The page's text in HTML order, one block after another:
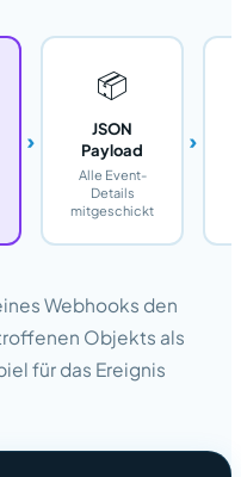
›
📦
JSON
Payload
Alle Event-
Details
mitgeschickt
›
Webhooks den
Objekts als
für das Ereignis